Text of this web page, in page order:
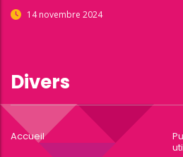
14 novembre 2024
Divers
Accueil